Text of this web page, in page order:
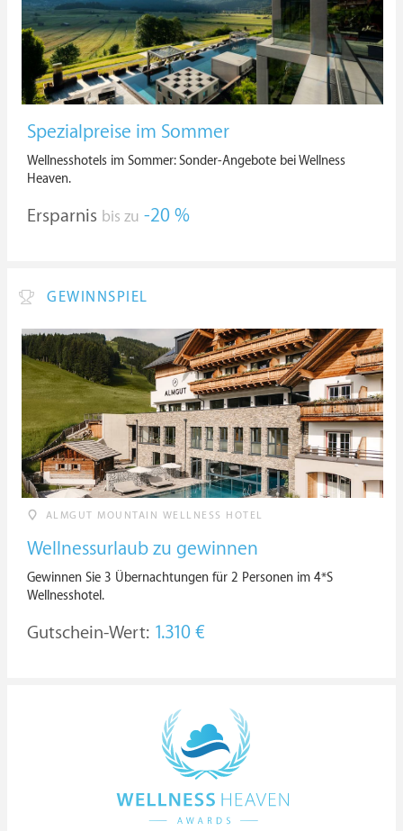
Spezialpreise im Sommer
Wellnesshotels im Sommer: Sonder-Angebote bei Wellness
Heaven.
Ersparnis bis zu -20 %
GEWINNSPIEL
ALMGUT MOUNTAIN WELLNESS HOTEL
Wellnessurlaub zu gewinnen
Gewinnen Sie 3 Übernachtungen für 2 Personen im 4*S
Wellnesshotel.
Gutschein-Wert: 1.310 €